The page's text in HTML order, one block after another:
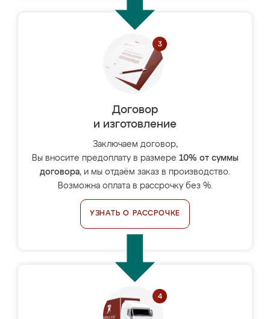
Договор
и изготовление
Заключаем договор,
Вы вносите предоплату в размере 10% от суммы
договора, и мы отдаём заказ в производство.
Возможна оплата в рассрочку без %.
УЗНАТЬ О РАССРОЧКЕ